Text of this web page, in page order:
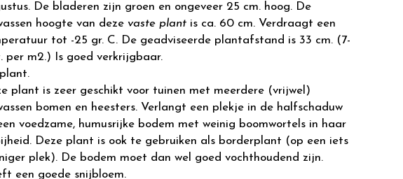
De bladeren zijn groen en ongeveer 25 cm. hoog. De
hoogte van deze vaste plant is ca. 60 cm. Verdraagt een
tot -25 gr. C. De geadviseerde plantafstand is 33 cm. (7-
per m2.) Is goed verkrijgbaar.
plant is zeer geschikt voor tuinen met meerdere (vrijwel)
bomen en heesters. Verlangt een plekje in de halfschaduw
voedzame, humusrijke bodem met weinig boomwortels in haar
Deze plant is ook te gebruiken als borderplant (op een iets
plek). De bodem moet dan wel goed vochthoudend zijn.
een goede snijbloem.